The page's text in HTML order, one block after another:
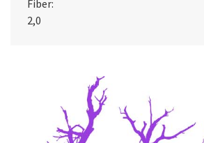
Fiber:
2,0